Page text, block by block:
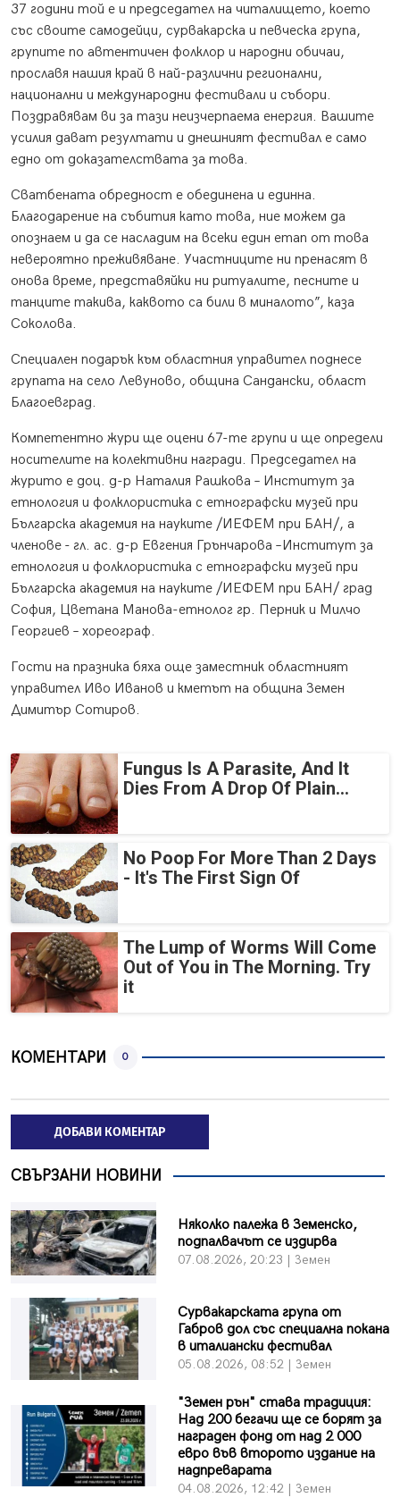
37 години той е и председател на читалището, което
със своите самодейци, сурвакарска и певческа група,
групите по автентичен фолклор и народни обичаи,
прославя нашия край в най-различни регионални,
национални и международни фестивали и събори.
Поздравявам ви за тази неизчерпаема енергия. Вашите
усилия дават резултати и днешният фестивал е само
едно от доказателствата за това.
Сватбената обредност е обединена и единна.
Благодарение на събития като това, ние можем да
опознаем и да се насладим на всеки един етап от това
невероятно преживяване. Участниците ни пренасят в
онова време, представяйки ни ритуалите, песните и
танците такива, каквото са били в миналото”, каза
Соколова.
Специален подарък към областния управител поднесе
групата на село Левуново, община Сандански, област
Благоевград.
Компетентно жури ще оцени 67-те групи и ще определи
носителите на колективни награди. Председател на
журито е доц. д-р Наталия Рашкова – Институт за
етнология и фолклористика с етнографски музей при
Българска академия на науките /ИЕФЕМ при БАН/, а
членове - гл. ас. д-р Евгения Грънчарова –Институт за
етнология и фолклористика с етнографски музей при
Българска академия на науките /ИЕФЕМ при БАН/ град
София, Цветана Манова-етнолог гр. Перник и Милчо
Георгиев – хореограф.
Гости на празника бяха още заместник областният
управител Иво Иванов и кметът на община Земен
Димитър Сотиров.
Fungus Is A Parasite, And It
Dies From A Drop Of Plain...
No Poop For More Than 2 Days
- It's The First Sign Of
The Lump of Worms Will Come
Out of You in The Morning. Try
it
КОМЕНТАРИ 0
ДОБАВИ КОМЕНТАР
СВЪРЗАНИ НОВИНИ
Няколко палежа в Земенско,
подпалвачът се издирва
07.08.2026, 20:23 | Земен
Сурвакарската група от
Габров дол със специална покана
в италиански фестивал
05.08.2026, 08:52 | Земен
"Земен рън" става традиция:
Над 200 бегачи ще се борят за
награден фонд от над 2 000
евро във второто издание на
надпреварата
04.08.2026, 12:42 | Земен